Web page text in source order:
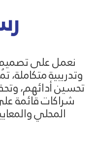
نعمل على
وتدريبية
تحسين أدائهم،
شراكات قائمة
المحلي